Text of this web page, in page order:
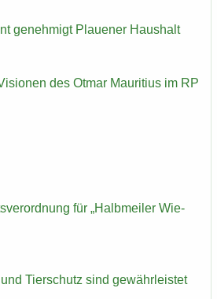
ge­neh­migt Plaue­ner Haus­halt
des Otmar Mau­ri­ti­us im RP
für „Halb­mei­ler Wie­
Tier­schutz sind ge­währ­leis­tet